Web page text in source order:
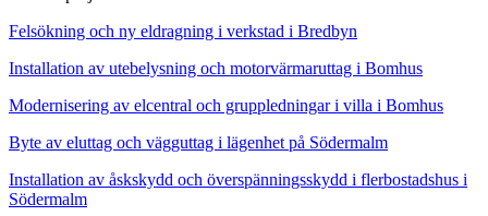
Felsökning och ny eldragning i verkstad i Bredbyn
Installation av utebelysning och motorvärmaruttag i Bomhus
Modernisering av elcentral och gruppledningar i villa i Bomhus
Byte av eluttag och vägguttag i lägenhet på Södermalm
Installation av åskskydd och överspänningsskydd i flerbostadshus i
Södermalm